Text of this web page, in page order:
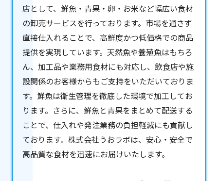
店として、鮮魚・青果・卵・お米など幅広い食材
の卸売サービスを行っております。市場を通さず
直接仕入れることで、高鮮度かつ低価格での商品
提供を実現しています。天然魚や養殖魚はもちろ
ん、加工品や業務用食材にも対応し、飲食店や施
設関係のお客様からもご支持をいただいておりま
す。鮮魚は衛生管理を徹底した環境で加工してお
ります。さらに、鮮魚と青果をまとめて配送する
ことで、仕入れや発注業務の負担軽減にも貢献し
ております。株式会社うおラボは、安心・安全で
高品質な食材を迅速にお届けいたします。